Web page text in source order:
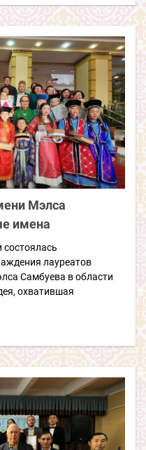
Мэлса
имена
состоялась
лауреатов
Самбуева в области
охватившая